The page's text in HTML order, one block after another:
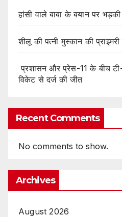
हांसी वाले बाबा के बयान पर
शीलू की पत्नी मुस्कान की प्राइमरी
प्रशासन और प्रेस-11 के बीच
विकेट से दर्ज की जीत
Recent Comments
No comments to show.
Archives
August 2026